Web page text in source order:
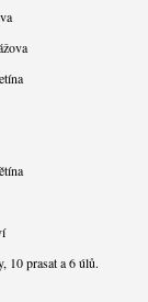
10 prasat a 6 úlů.